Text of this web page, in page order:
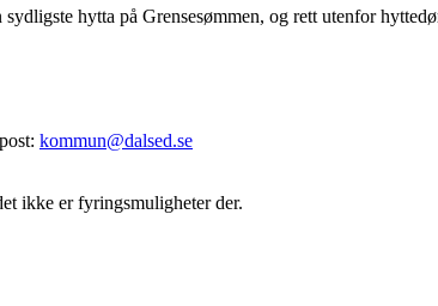
hytta på Grensesømmen, og rett utenfor
kommun@dalsed.se
ikke er fyringsmuligheter der.